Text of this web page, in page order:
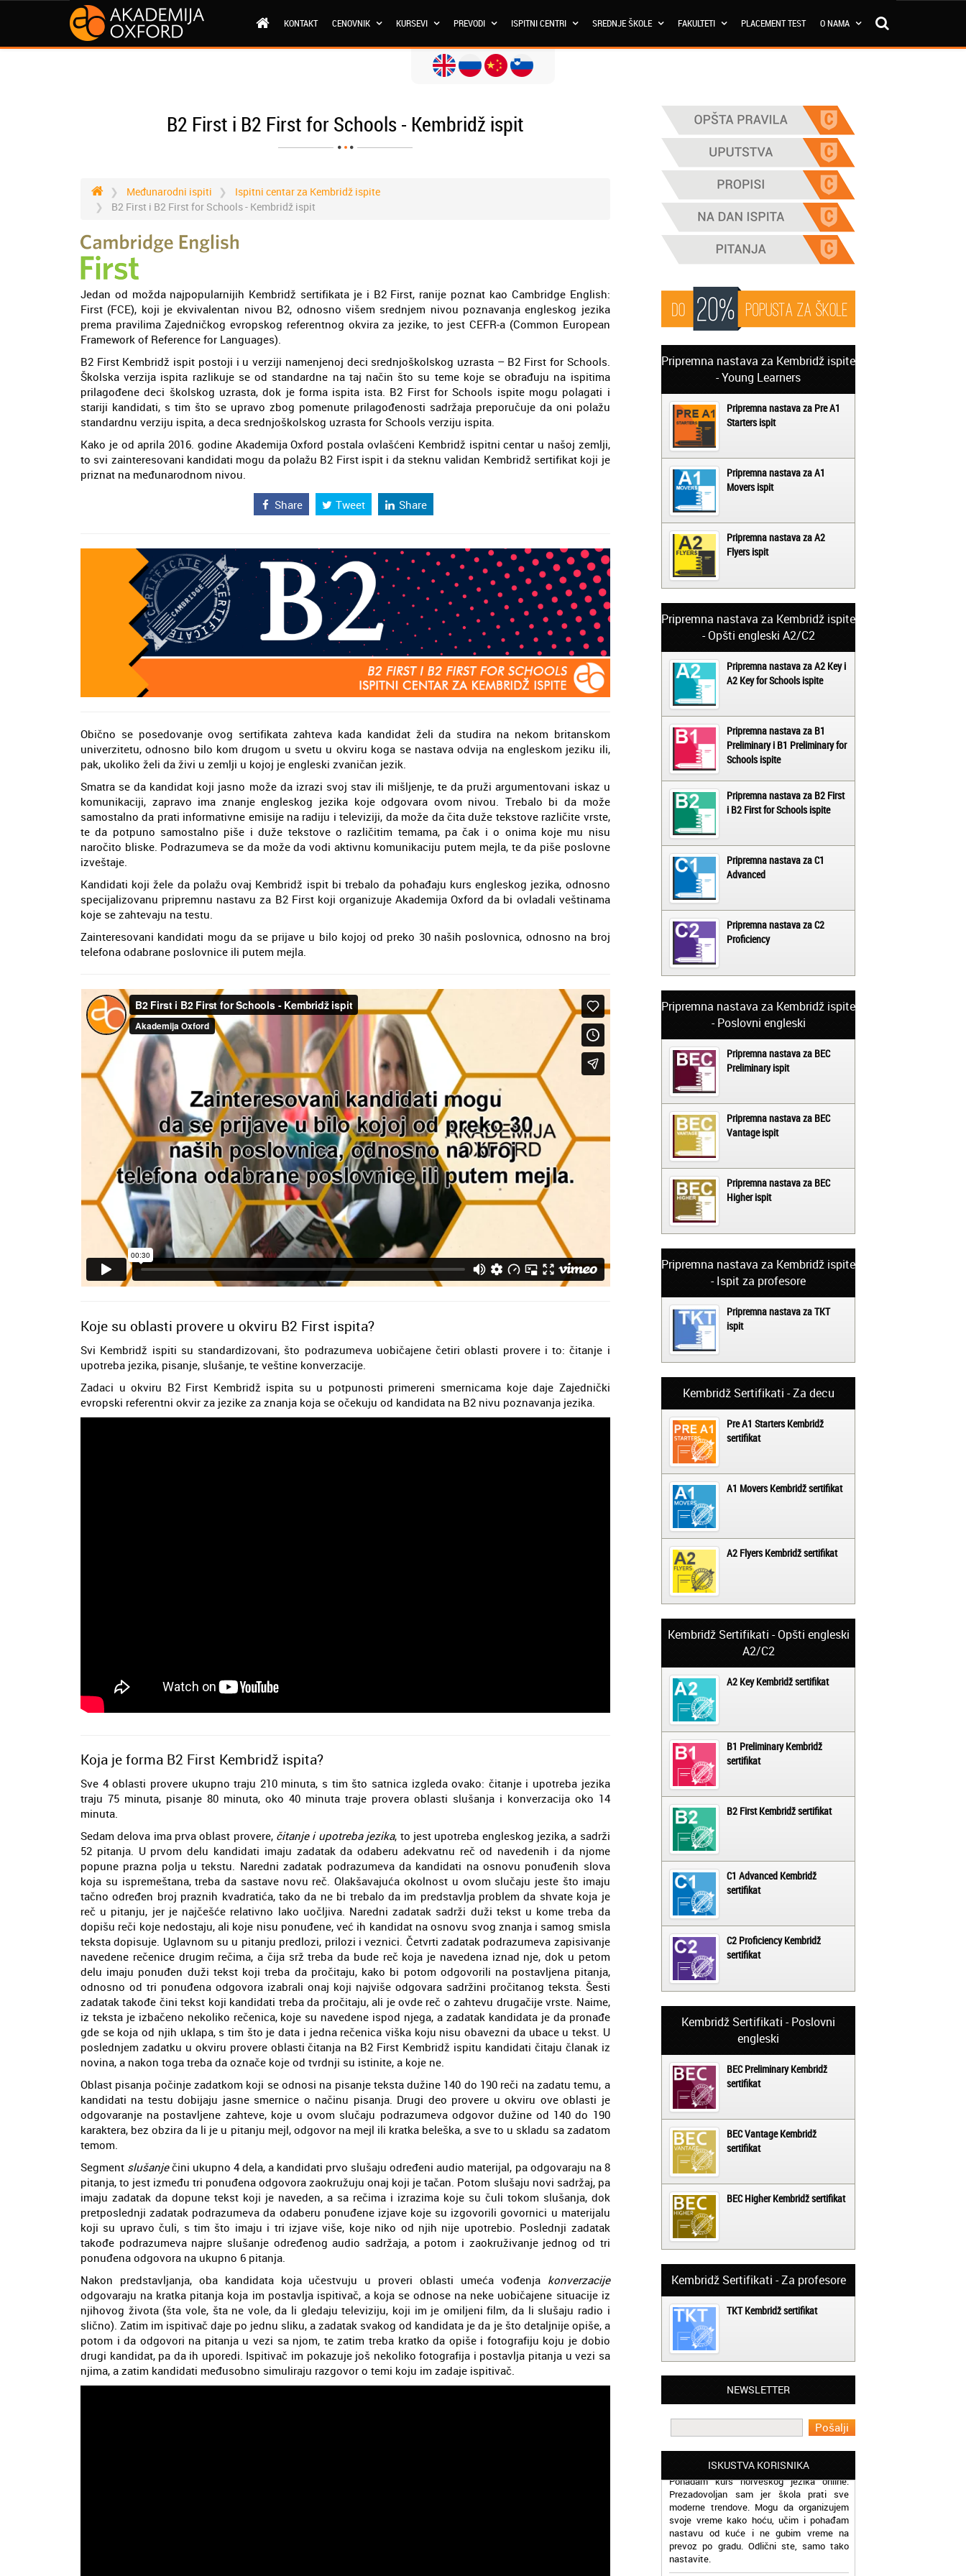
KONTAKT CENOVNIK KURSEVI PREVODI ISPITNI CENTRI SREDNJE ŠKOLE FAKULTETI PLACEMENT TEST O NAMA
B2 First i B2 First for Schools - Kembridž ispit
Međunarodni ispiti
Ispitni centar za Kembridž ispite
B2 First i B2 First for Schools - Kembridž ispit
Jedan od možda najpopularnijih Kembridž sertifikata je i B2 First, ranije poznat kao Cambridge English:
First (FCE), koji je ekvivalentan nivou B2, odnosno višem srednjem nivou poznavanja engleskog jezika
prema pravilima Zajedničkog evropskog referentnog okvira za jezike, to jest CEFR-a (Common European
Framework of Reference for Languages).
B2 First Kembridž ispit postoji i u verziji namenjenoj deci srednjoškolskog uzrasta – B2 First for Schools.
Školska verzija ispita razlikuje se od standardne na taj način što su teme koje se obrađuju na ispitima
prilagođene deci školskog uzrasta, dok je forma ispita ista. B2 First for Schools ispite mogu polagati i
stariji kandidati, s tim što se upravo zbog pomenute prilagođenosti sadržaja preporučuje da oni polažu
standardnu verziju ispita, a deca srednjoškolskog uzrasta for Schools verziju ispita.
Kako je od aprila 2016. godine Akademija Oxford postala ovlašćeni Kembridž ispitni centar u našoj zemlji,
to svi zainteresovani kandidati mogu da polažu B2 First ispit i da steknu validan Kembridž sertifikat koji je
priznat na međunarodnom nivou.
Share Tweet Share
Obično se posedovanje ovog sertifikata zahteva kada kandidat želi da studira na nekom britanskom
univerzitetu, odnosno bilo kom drugom u svetu u okviru koga se nastava odvija na engleskom jeziku ili,
pak, ukoliko želi da živi u zemlji u kojoj je engleski zvaničan jezik.
Smatra se da kandidat koji jasno može da izrazi svoj stav ili mišljenje, te da pruži argumentovani iskaz u
komunikaciji, zapravo ima znanje engleskog jezika koje odgovara ovom nivou. Trebalo bi da može
samostalno da prati informativne emisije na radiju i televiziji, da može da čita duže tekstove različite vrste,
te da potpuno samostalno piše i duže tekstove o različitim temama, pa čak i o onima koje mu nisu
naročito bliske. Podrazumeva se da može da vodi aktivnu komunikaciju putem mejla, te da piše poslovne
izveštaje.
Kandidati koji žele da polažu ovaj Kembridž ispit bi trebalo da pohađaju kurs engleskog jezika, odnosno
specijalizovanu pripremnu nastavu za B2 First koji organizuje Akademija Oxford da bi ovladali veštinama
koje se zahtevaju na testu.
Zainteresovani kandidati mogu da se prijave u bilo kojoj od preko 30 naših poslovnica, odnosno na broj
telefona odabrane poslovnice ili putem mejla.
Koje su oblasti provere u okviru B2 First ispita?
Svi Kembridž ispiti su standardizovani, što podrazumeva uobičajene četiri oblasti provere i to: čitanje i
upotreba jezika, pisanje, slušanje, te veštine konverzacije.
Zadaci u okviru B2 First Kembridž ispita su u potpunosti primereni smernicama koje daje Zajednički
evropski referentni okvir za jezike za znanja koja se očekuju od kandidata na B2 nivu poznavanja jezika.
Koja je forma B2 First Kembridž ispita?
Sve 4 oblasti provere ukupno traju 210 minuta, s tim što satnica izgleda ovako: čitanje i upotreba jezika
traju 75 minuta, pisanje 80 minuta, oko 40 minuta traje provera oblasti slušanja i konverzacija oko 14
minuta.
Sedam delova ima prva oblast provere, čitanje i upotreba jezika, to jest upotreba engleskog jezika, a sadrži
52 pitanja. U prvom delu kandidati imaju zadatak da odaberu adekvatnu reč od navedenih i da njome
popune prazna polja u tekstu. Naredni zadatak podrazumeva da kandidati na osnovu ponuđenih slova
koja su ispremeštana, treba da sastave novu reč. Olakšavajuća okolnost u ovom slučaju jeste što imaju
tačno određen broj praznih kvadratića, tako da ne bi trebalo da im predstavlja problem da shvate koja je
reč u pitanju, jer je najčešće relativno lako uočljiva. Naredni zadatak sadrži duži tekst u kome treba da
dopišu reči koje nedostaju, ali koje nisu ponuđene, već ih kandidat na osnovu svog znanja i samog smisla
teksta dopisuje. Uglavnom su u pitanju predlozi, prilozi i veznici. Četvrti zadatak podrazumeva zapisivanje
navedene rečenice drugim rečima, a čija srž treba da bude reč koja je navedena iznad nje, dok u petom
delu imaju ponuđen duži tekst koji treba da pročitaju, kako bi potom odgovorili na postavljena pitanja,
odnosno od tri ponuđena odgovora izabrali onaj koji najviše odgovara sadržini pročitanog teksta. Šesti
zadatak takođe čini tekst koji kandidati treba da pročitaju, ali je ovde reč o zahtevu drugačije vrste. Naime,
iz teksta je izbačeno nekoliko rečenica, koje su navedene ispod njega, a zadatak kandidata je da pronađe
gde se koja od njih uklapa, s tim što je data i jedna rečenica viška koju nisu obavezni da ubace u tekst. U
poslednjem zadatku u okviru provere oblasti čitanja na B2 First Kembridž ispitu kandidati čitaju članak iz
novina, a nakon toga treba da označe koje od tvrdnji su istinite, a koje ne.
Oblast pisanja počinje zadatkom koji se odnosi na pisanje teksta dužine 140 do 190 reči na zadatu temu, a
kandidati na testu dobijaju jasne smernice o načinu pisanja. Drugi deo provere u okviru ove oblasti je
odgovaranje na postavljene zahteve, koje u ovom slučaju podrazumeva odgovor dužine od 140 do 190
karaktera, bez obzira da li je u pitanju mejl, odgovor na mejl ili kratka beleška, a sve to u skladu sa zadatom
temom.
Segment slušanječini ukupno 4 dela, a kandidati prvo slušaju određeni audio materijal, pa odgovaraju na 8
pitanja, to jest između tri ponuđena odgovora zaokružuju onaj koji je tačan. Potom slušaju novi sadržaj, pa
imaju zadatak da dopune tekst koji je naveden, a sa rečima i izrazima koje su čuli tokom slušanja, dok
pretposlednji zadatak podrazumeva da odaberu ponuđene izjave koje su izgovorili govornici u materijalu
koji su upravo čuli, s tim što imaju i tri izjave više, koje niko od njih nije upotrebio. Poslednji zadatak
takođe podrazumeva najpre slušanje određenog audio sadržaja, a potom i zaokruživanje jednog od tri
ponuđena odgovora na ukupno 6 pitanja.
Nakon predstavljanja, oba kandidata koja učestvuju u proveri oblasti umeća vođenja konverzacije
odgovaraju na kratka pitanja koja im postavlja ispitivač, a koja se odnose na neke uobičajene situacije iz
njihovog života (šta vole, šta ne vole, da li gledaju televiziju, koji im je omiljeni film, da li slušaju radio i
slično). Zatim im ispitivač daje po jednu sliku, a zadatak svakog od kandidata je da je što detaljnije opiše, a
potom i da odgovori na pitanja u vezi sa njom, te zatim treba kratko da opiše i fotografiju koju je dobio
drugi kandidat, pa da ih uporedi. Ispitivač im pokazuje još nekoliko fotografija i postavlja pitanja u vezi sa
njima, a zatim kandidati međusobno simuliraju razgovor o temi koju im zadaje ispitivač.
Pripremna nastava za Kembridž ispite
- Young Learners
Pripremna nastava za Pre A1
Starters ispit
Pripremna nastava za A1
Movers ispit
Pripremna nastava za A2
Flyers ispit
Pripremna nastava za Kembridž ispite
- Opšti engleski A2/C2
Pripremna nastava za A2 Key i
A2 Key for Schools ispite
Pripremna nastava za B1
Preliminary i B1 Preliminary for
Schools ispite
Pripremna nastava za B2 First
i B2 First for Schools ispite
Pripremna nastava za C1
Advanced
Pripremna nastava za C2
Proficiency
Pripremna nastava za Kembridž ispite
- Poslovni engleski
Pripremna nastava za BEC
Preliminary ispit
Pripremna nastava za BEC
Vantage ispit
Pripremna nastava za BEC
Higher ispit
Pripremna nastava za Kembridž ispite
- Ispit za profesore
Pripremna nastava za TKT
ispit
Kembridž Sertifikati - Za decu
Pre A1 Starters Kembridž
sertifikat
A1 Movers Kembridž sertifikat
A2 Flyers Kembridž sertifikat
Kembridž Sertifikati - Opšti engleski
A2/C2
A2 Key Kembridž sertifikat
B1 Preliminary Kembridž
sertifikat
B2 First Kembridž sertifikat
C1 Advanced Kembridž
sertifikat
C2 Proficiency Kembridž
sertifikat
Kembridž Sertifikati - Poslovni
engleski
BEC Preliminary Kembridž
sertifikat
BEC Vantage Kembridž
sertifikat
BEC Higher Kembridž sertifikat
Kembridž Sertifikati - Za profesore
TKT Kembridž sertifikat
NEWSLETTER
ISKUSTVA KORISNIKA
Beograd - Slavica:
Završila sam kurs rumunskog jezika kod
vas, ekipa vam je super, profesori odlični a
Prezadovoljan sam jer škola prati sve
moderne trendove. Mogu da organizujem
svoje vreme kako hoću, učim i pohađam
nastavu od kuće i ne gubim vreme na
prevoz po gradu. Odlični ste, samo tako
nastavite.
Beograd - Milica: